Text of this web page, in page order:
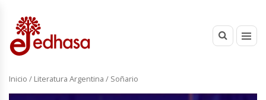
Inicio / Literatura Argentina / Soñario